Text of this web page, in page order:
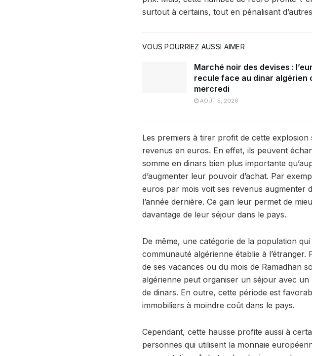
surtout à certains, tout en pénalisant
VOUS POURRIEZ AUSSI AIMER
Marché noir des devises :
recule face au dinar algérien
mercredi
AOÛT 5, 2026
Les premiers à tirer profit de cette
revenus en euros. En effet, ils peuvent
somme en dinars bien plus importante
d’augmenter leur pouvoir d’achat. Par
euros par mois voit ses revenus augmenter
l’année dernière. Ce gain leur permet de
davantage de leur séjour dans le pays.
De même, une catégorie de la population
communauté algérienne établie à
de ses vacances ou du mois de Ramadhan
algérienne peut organiser un séjour avec
de dinars. En outre, cette période est
immobiliers à moindre coût dans le pays.
Cependant, cette hausse profite aussi à
personnes qui utilisent la monnaie